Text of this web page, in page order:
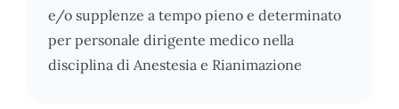
e/o supplenze a tempo pieno e determinato
per personale dirigente medico nella
disciplina di Anestesia e Rianimazione